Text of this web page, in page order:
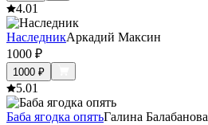
4.01
НаследникАркадий Максин
1000 ₽
1000 ₽
5.01
Баба ягодка опятьГалина Балабанова